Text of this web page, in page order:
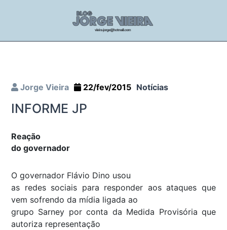
Jorge Vieira 22/fev/2015 Notícias
INFORME JP
Reação
do governador
O governador Flávio Dino usou
as redes sociais para responder aos ataques que
vem sofrendo da mídia ligada ao
grupo Sarney por conta da Medida Provisória que
autoriza representação